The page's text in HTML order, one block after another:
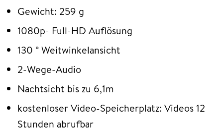
Gewicht: 259 g
1080p- Full-HD Auflösung
130 ° Weitwinkelansicht
2-Wege-Audio
Nachtsicht bis zu 6,1m
kostenloser Video-Speicherplatz: Videos 12
Stunden abrufbar